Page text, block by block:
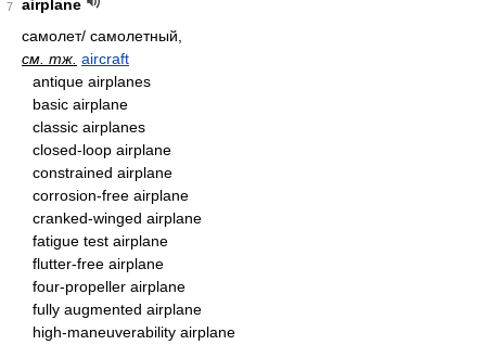
7
airplane
самолет/ самолетный,
см. тж. aircraft
antique airplanes
basic airplane
classic airplanes
closed-loop airplane
constrained airplane
corrosion-free airplane
cranked-winged airplane
fatigue test airplane
flutter-free airplane
four-propeller airplane
fully augmented airplane
high-maneuverability airplane